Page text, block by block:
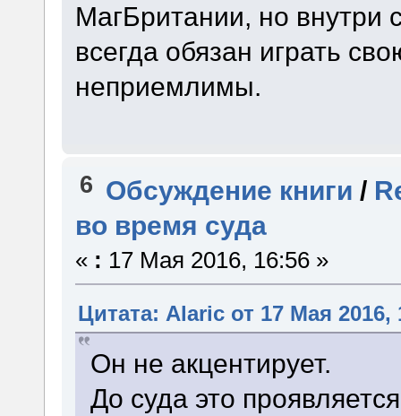
МагБритании, но внутри
всегда обязан играть
неприемлимы.
6 Обсуждение книги /
во время суда
« : 17 Мая 2016, 16:56 »
Цитата: Alaric от 17 Мая 2016,
Он не акцентирует.
До суда это